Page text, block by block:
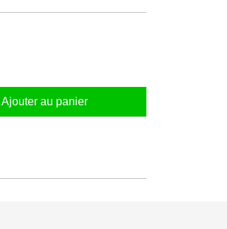
Ajouter au panier